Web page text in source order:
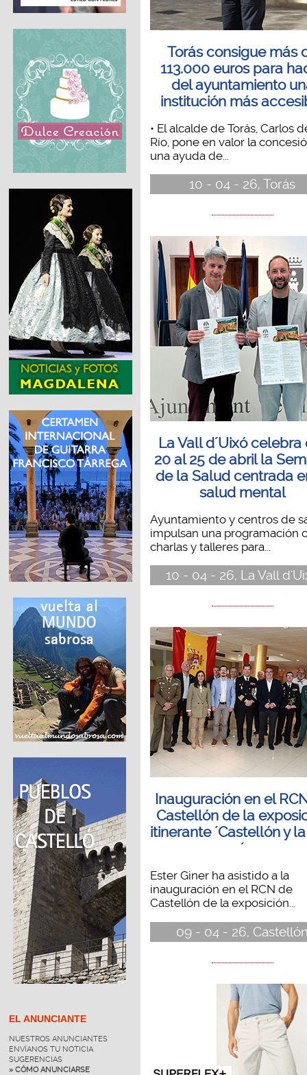
EL ANUNCIANTE
NUESTROS ANUNCIANTES
ENVÍANOS TU NOTICIA
SUGERENCIAS
» CÓMO ANUNCIARSE
Torás consigue más
113.000 euros para
del ayuntamiento
institución más
• El alcalde de Torás, Carlos
Río, pone en valor la
una ayuda de...
10 - 04 - 26, Torás
La Vall d´Uixó celebra
20 al 25 de abril la
de la Salud centrada
salud mental
Ayuntamiento y centros de
impulsan una programación
charlas y talleres para...
10 - 04 - 26, La Vall
Inauguración en el
Castellón de la
itinerante ´Castellón y
´
Ester Giner ha asistido a la
inauguración en el RCN de
Castellón de la exposición...
09 - 04 - 26,